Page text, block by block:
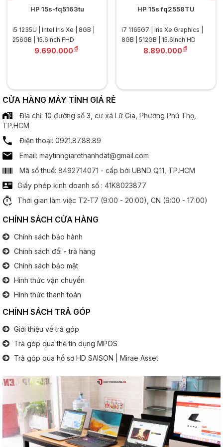
PIN/Battery
Thông tin Pin: 6-cell Lithium ion
Keyboard
HĐH kèm theo máy: Windows 10 Professional 64 Bản Quyền
Tính năng nổi bật:
Công nghệ MH: Anti glare , màn hình chống chói
Kích thước - Trọng lượng
1.4Kg
Bảo hành - Xuất xứ
HP 15s-fq5163tu
i5 1235U | Intel Iris Xe | 8GB |
256GB | 15.6inch FHD
9.690.000 đ
HP 15s fq2558TU
i7 1165G7 | Iris Xe Graphics |
8GB | 512GB | 15.6inch HD
8.890.000 đ
CỬA HÀNG MÁY TÍNH GIÁ RẺ
Địa chỉ: 10 đường số 3, cư xá Lữ Gia, Phường Phú Thọ,
TP.HCM
Điện thoại: 0921.87.88.89
Email: maytinhgiarethanhdat@gmail.com
Mã số thuế: 8492714071 - cấp bởi UBND Q.11, TP.HCM
Giấy phép kinh doanh số : 41K8023877
Thời gian làm việc T2-T7 (9:00 - 20:00), CN (9:00 - 17:00)
CHÍNH SÁCH CỬA HÀNG
Chính sách bảo hành
Chính sách đổi - trả hàng
Chính sách bảo mật
Hình thức vận chuyển
Hình thức thanh toán
CHÍNH SÁCH TRẢ GÓP
Giới thiệu về trả góp
Trả góp qua thẻ tín dụng MPOS
Trả góp qua hồ sơ HD SAISON | Mirae Asset